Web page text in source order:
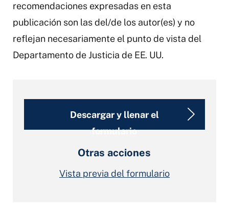
recomendaciones expresadas en esta
publicación son las del/de los autor(es) y no
reflejan necesariamente el punto de vista del
Departamento de Justicia de EE. UU.
Descargar y llenar el
formulario
Otras acciones
Vista previa del formulario